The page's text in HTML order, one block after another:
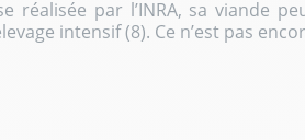
réalisée par l’INRA, sa viande
intensif (8). Ce n’est pas